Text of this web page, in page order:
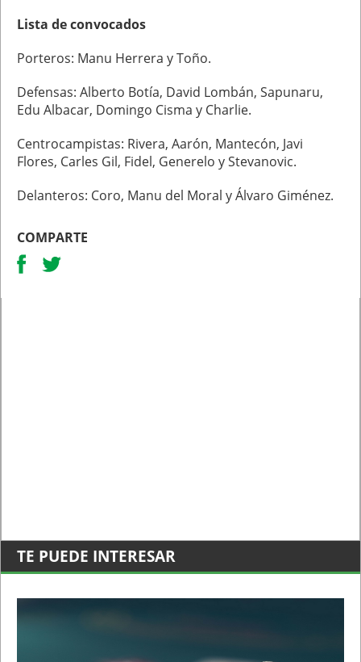
Lista de convocados
Porteros: Manu Herrera y Toño.
Defensas: Alberto Botía, David Lombán, Sapunaru,
Edu Albacar, Domingo Cisma y Charlie.
Centrocampistas: Rivera, Aarón, Mantecón, Javi
Flores, Carles Gil, Fidel, Generelo y Stevanovic.
Delanteros: Coro, Manu del Moral y Álvaro Giménez.
COMPARTE
TE PUEDE INTERESAR